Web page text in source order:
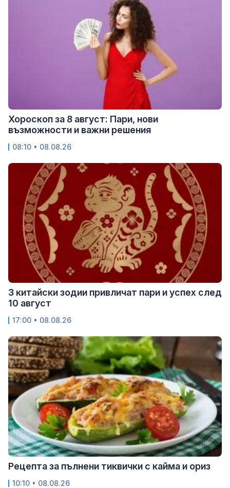
Хороскоп за 8 август: Пари, нови
възможности и важни решения
08:10 • 08.08.26
3 китайски зодии привличат пари и успех след
10 август
17:00 • 08.08.26
Рецепта за пълнени тиквички с кайма и ориз
10:10 • 08.08.26